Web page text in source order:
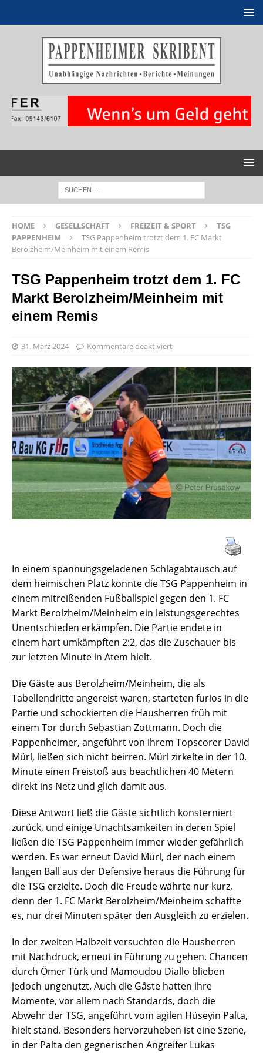
HOME GESELLSCHAFT FREIZEIT & SPORT
TSG
PAPPENHEIM
TSG Pappenheim trotzt dem 1. FC Markt
Berolzheim/Meinheim mit einem Remis
TSG Pappenheim trotzt dem 1. FC
Markt Berolzheim/Meinheim mit
einem Remis
31. März 2024 Kommentare deaktiviert
In einem spannungsgeladenen Schlagabtausch auf
dem heimischen Platz konnte die TSG Pappenheim in
einem mitreißenden Fußballspiel gegen den 1. FC
Markt Berolzheim/Meinheim ein leistungsgerechtes
Unentschieden erkämpfen. Die Partie endete in
einem hart umkämpften 2:2, das die Zuschauer bis
zur letzten Minute in Atem hielt.
Die Gäste aus Berolzheim/Meinheim, die als
Tabellendritte angereist waren, starteten furios in die
Partie und schockierten die Hausherren früh mit
einem Tor durch Sebastian Zottmann. Doch die
Pappenheimer, angeführt von ihrem Topscorer David
Mürl, ließen sich nicht beirren. Mürl zirkelte in der 10.
Minute einen Freistoß aus beachtlichen 40 Metern
direkt ins Netz und glich damit aus.
Diese Antwort ließ die Gäste sichtlich konsterniert
zurück, und einige Unachtsamkeiten in deren Spiel
ließen die TSG Pappenheim immer wieder gefährlich
werden. Es war erneut David Mürl, der nach einem
langen Ball aus der Defensive heraus die Führung für
die TSG erzielte. Doch die Freude währte nur kurz,
denn der 1. FC Markt Berolzheim/Meinheim schaffte
es, nur drei Minuten später den Ausgleich zu erzielen.
In der zweiten Halbzeit versuchten die Hausherren
mit Nachdruck, erneut in Führung zu gehen. Chancen
durch Ömer Türk und Mamoudou Diallo blieben
jedoch ungenutzt. Auch die Gäste hatten ihre
Momente, vor allem nach Standards, doch die
Abwehr der TSG, angeführt vom agilen Hüseyin Palta,
hielt stand. Besonders hervorzuheben ist eine Szene,
in der Palta den gegnerischen Angreifer Lukas